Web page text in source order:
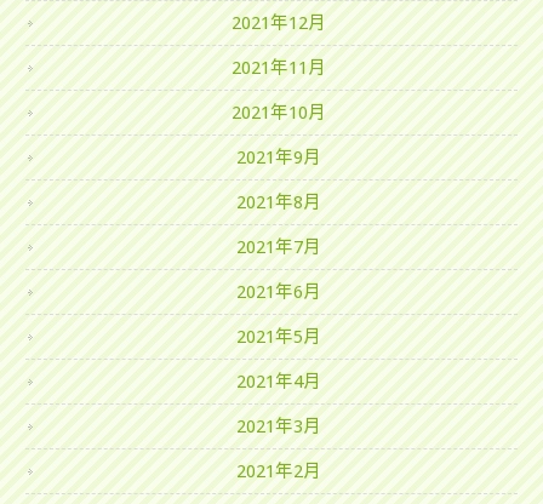
2021年12月
2021年11月
2021年10月
2021年9月
2021年8月
2021年7月
2021年6月
2021年5月
2021年4月
2021年3月
2021年2月